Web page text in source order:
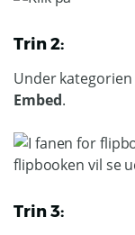
Trin 2:
Under kategorien
Embed.
Trin 3: